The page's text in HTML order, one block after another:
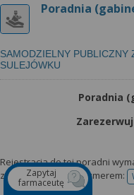
Poradnia
SAMODZIELNY PUBLICZNY
SULEJÓWKU
Poradnia
Rejestracja do tej poradni
z przychodnią pod numerem:
Zapytaj
farmaceutę